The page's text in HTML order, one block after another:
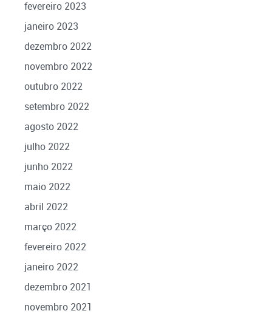
fevereiro 2023
janeiro 2023
dezembro 2022
novembro 2022
outubro 2022
setembro 2022
agosto 2022
julho 2022
junho 2022
maio 2022
abril 2022
março 2022
fevereiro 2022
janeiro 2022
dezembro 2021
novembro 2021